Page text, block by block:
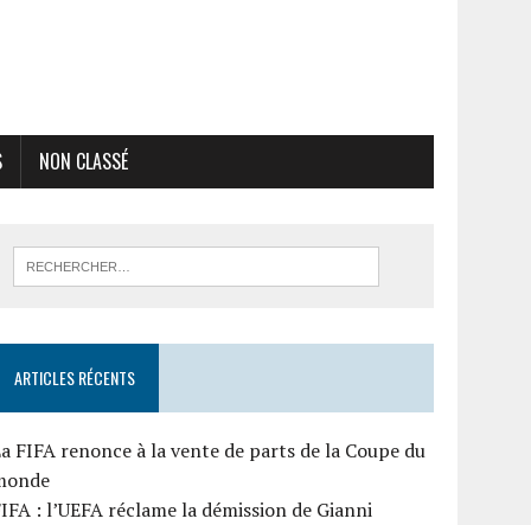
NON CLASSÉ
ARTICLES RÉCENTS
FIFA renonce à la vente de parts de la Coupe du
: l’UEFA réclame la démission de Gianni